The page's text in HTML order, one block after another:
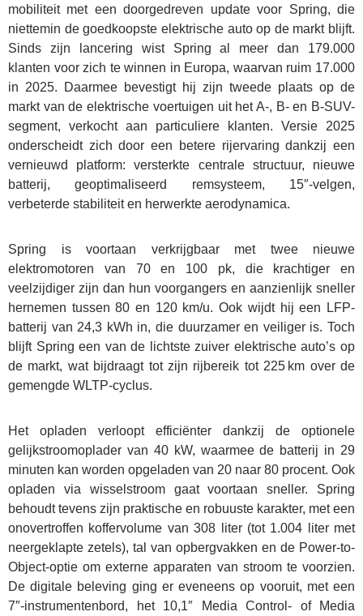
mobiliteit met een doorgedreven update voor Spring, die
niettemin de goedkoopste elektrische auto op de markt blijft.
Sinds zijn lancering wist Spring al meer dan 179.000
klanten voor zich te winnen in Europa, waarvan ruim 17.000
in 2025. Daarmee bevestigt hij zijn tweede plaats op de
markt van de elektrische voertuigen uit het A-, B- en B-SUV-
segment, verkocht aan particuliere klanten. Versie 2025
onderscheidt zich door een betere rijervaring dankzij een
vernieuwd platform: versterkte centrale structuur, nieuwe
batterij, geoptimaliseerd remsysteem, 15″-velgen,
verbeterde stabiliteit en herwerkte aerodynamica.
Spring is voortaan verkrijgbaar met twee nieuwe
elektromotoren van 70 en 100 pk, die krachtiger en
veelzijdiger zijn dan hun voorgangers en aanzienlijk sneller
hernemen tussen 80 en 120 km/u. Ook wijdt hij een LFP-
batterij van 24,3 kWh in, die duurzamer en veiliger is. Toch
blijft Spring een van de lichtste zuiver elektrische auto’s op
de markt, wat bijdraagt tot zijn rijbereik tot 225 km over de
gemengde WLTP-cyclus.
Het opladen verloopt efficiënter dankzij de optionele
gelijkstroomoplader van 40 kW, waarmee de batterij in 29
minuten kan worden opgeladen van 20 naar 80 procent. Ook
opladen via wisselstroom gaat voortaan sneller. Spring
behoudt tevens zijn praktische en robuuste karakter, met een
onovertroffen koffervolume van 308 liter (tot 1.004 liter met
neergeklapte zetels), tal van opbergvakken en de Power-to-
Object-optie om externe apparaten van stroom te voorzien.
De digitale beleving ging er eveneens op vooruit, met een
7″-instrumentenbord, het 10,1″ Media Control- of Media